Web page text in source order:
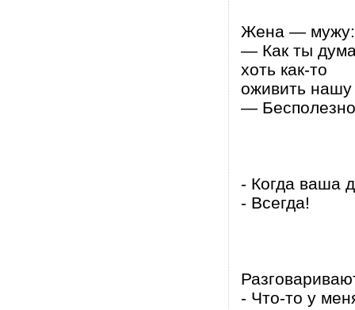
Жена — мужу:
— Как ты
хоть как-то
оживить
—
- Когда ваша
- Всегда!
- Что-то у